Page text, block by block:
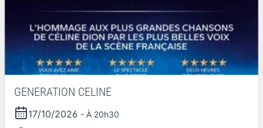
GENERATION CELINE
17/10/2026 - À 20h30